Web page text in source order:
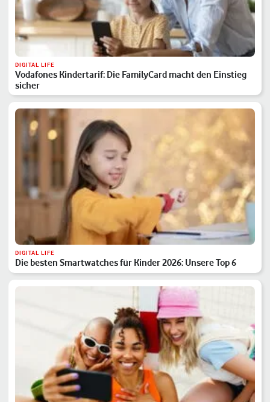
DIGITAL LIFE
Vodafones Kindertarif: Die FamilyCard macht den Einstieg
sicher
DIGITAL LIFE
Die besten Smartwatches für Kinder 2026: Unsere Top 6